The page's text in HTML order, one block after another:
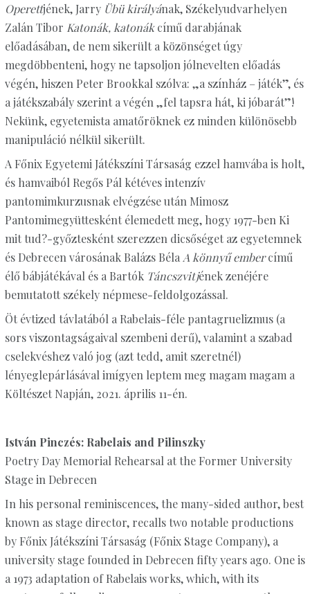
Operettjének, Jarry Übü királyának, Székelyudvarhelyen
Zalán Tibor Katonák, katonákcímű darabjának
előadásában, de nem sikerült a közönséget úgy
megdöbbenteni, hogy ne tapsoljon jólnevelten előadás
végén, hiszen Peter Brookkal szólva: „a színház – játék”, és
a játékszabály szerint a végén „fel tapsra hát, ki jóbarát”!
Nekünk, egyetemista amatőröknek ez minden különösebb
manipuláció nélkül sikerült.
A Főnix Egyetemi Játékszíni Társaság ezzel hamvába is holt,
és hamvaiból Regős Pál kétéves intenzív
pantomimkurzusnak elvégzése után Mimosz
Pantomimegyüttesként élemedett meg, hogy 1977-ben Ki
mit tud?-győztesként szerezzen dicsőséget az egyetemnek
és Debrecen városának Balázs Béla A könnyű embercímű
élő bábjátékával és a Bartók Táncszvitjének zenéjére
bemutatott székely népmese-feldolgozással.
Öt évtized távlatából a Rabelais-féle pantagruelizmus (a
sors viszontagságaival szembeni derű), valamint a szabad
cselekvéshez való jog (azt tedd, amit szeretnél)
lényeglepárlásával imígyen leptem meg magam magam a
Költészet Napján, 2021. április 11-én.
István Pinczés: Rabelais and Pilinszky
Poetry Day Memorial Rehearsal at the Former University
Stage in Debrecen
In his personal reminiscences, the many-sided author, best
known as stage director, recalls two notable productions
by Főnix Játékszíni Társaság (Főnix Stage Company), a
university stage founded in Debrecen fifty years ago. One is
a 1973 adaptation of Rabelais works, which, with its